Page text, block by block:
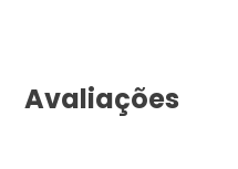
Avaliações